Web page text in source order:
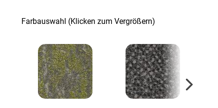
Farbauswahl (Klicken zum Vergrößern)